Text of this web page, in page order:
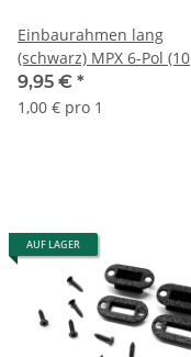
Einbaurahmen lang
(schwarz) MPX 6-Pol (10
Stück)
9,95 € *
1,00 € pro 1
AUF LAGER